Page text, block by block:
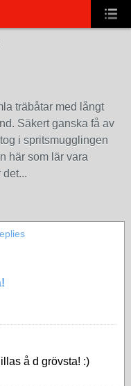
träbåtar med långt
Säkert ganska få av
i spritsmugglingen
här som lär vara
det...
å d grövsta! :)